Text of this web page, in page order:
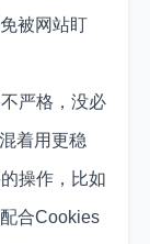
被网站盯
严格，没必
着用更稳
操作，比如
合Cookies